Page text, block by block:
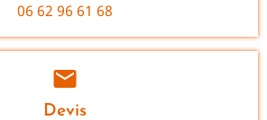
06 62 96 61 68
mail
Devis